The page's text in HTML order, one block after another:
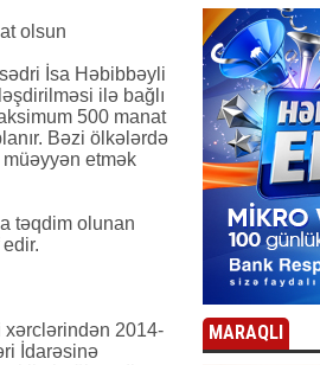
olsun
İsa Həbibbəyli
ilə bağlı
500 manat
Bəzi ölkələrdə
müəyyən etmək
təqdim olunan
xərclərindən 2014-
İdarəsinə
MARAQLI